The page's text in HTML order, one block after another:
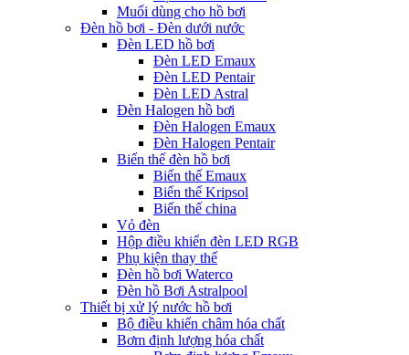
Muối dùng cho hồ bơi
Đèn hồ bơi - Đèn dưới nước
Đèn LED hồ bơi
Đèn LED Emaux
Đèn LED Pentair
Đèn LED Astral
Đèn Halogen hồ bơi
Đèn Halogen Emaux
Đèn Halogen Pentair
Biến thế đèn hồ bơi
Biến thế Emaux
Biến thế Kripsol
Biến thế china
Vỏ đèn
Hộp điều khiển đèn LED RGB
Phụ kiện thay thế
Đèn hồ bơi Waterco
Đèn hồ Bơi Astralpool
Thiết bị xử lý nước hồ bơi
Bộ điều khiển châm hóa chất
Bơm định lượng hóa chất